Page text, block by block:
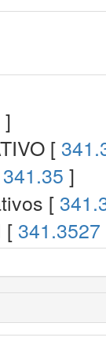
]
[
341.35 ]
[
[ 341.3527